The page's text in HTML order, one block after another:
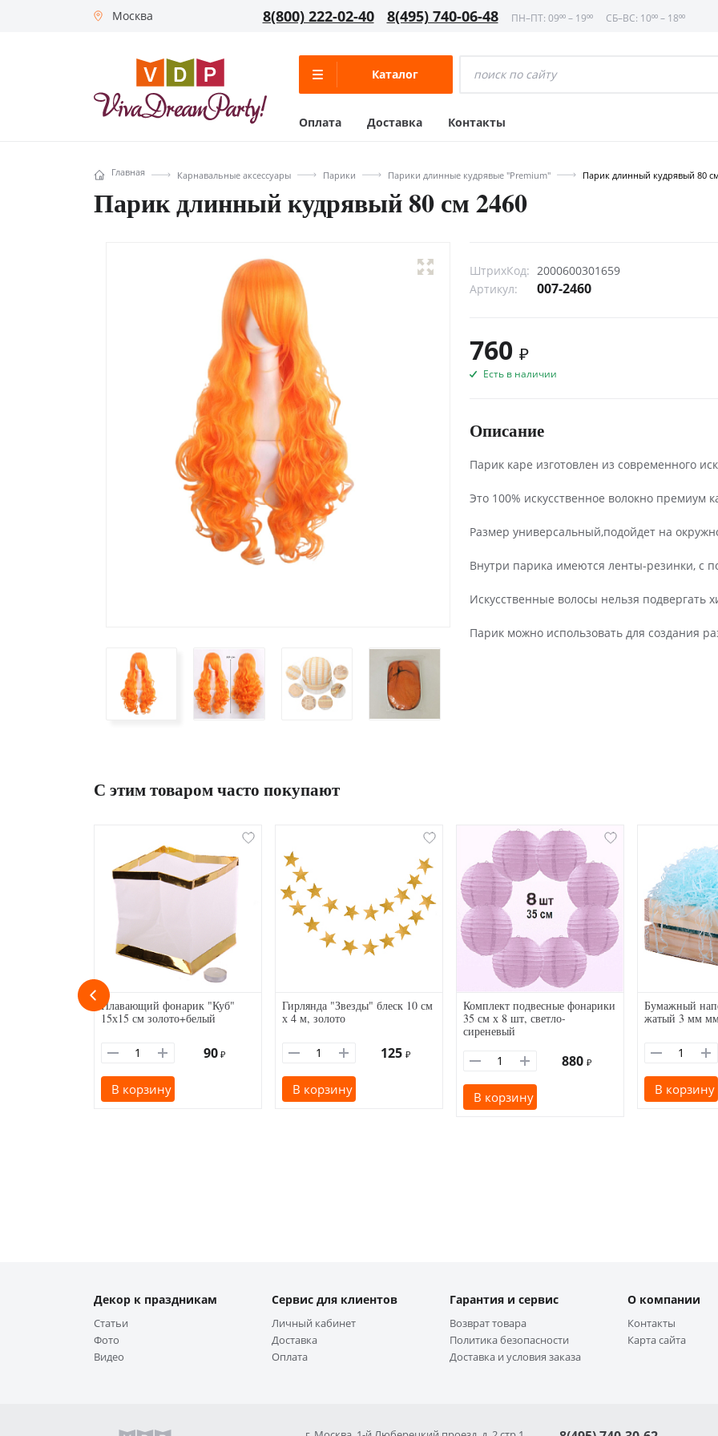
Москва 8(800) 222-02-40 8(495) 740-06-48 ПН–ПТ: 09⁰⁰ – 19⁰⁰ СБ–ВС: 10⁰⁰ – 18⁰⁰
Каталог
Оплата Доставка Контакты
Главная Карнавальные аксессуары Парики Парики длинные кудрявые "Premium" Парик длинный кудрявый 80
Парик длинный кудрявый 80 см 2460
ШтрихКод: 2000600301659
Артикул:
007-2460
760 ₽
Есть в наличии
Описание
Парик каре изготовлен из современного
Это 100% искусственное волокно премиум
Размер универсальный,подойдет на
Внутри парика имеются ленты-резинки, с
Искусственные волосы нельзя подвергать
Парик можно использовать для создания
С этим товаром часто покупают
Плавающий фонарик "Куб"
15х15 см золото+белый
90 ₽
В корзину
Гирлянда "Звезды" блеск 10 см
х 4 м, золото
125 ₽
В корзину
Комплект подвесные фонарики
35 см х 8 шт, светло-
сиреневый
880 ₽
В корзину
Бумажный
жатый 3 мм мм
В корзину
Декор к праздникам
Статьи
Фото
Видео
Сервис для клиентов
Личный кабинет
Доставка
Оплата
Гарантия и сервис
Возврат товара
Политика безопасности
Доставка и условия заказа
О компании
Контакты
Карта сайта